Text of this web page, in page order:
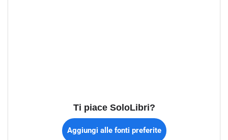
Ti piace SoloLibri?
Aggiungi alle fonti preferite